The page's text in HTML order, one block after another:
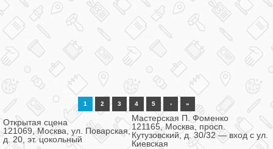
1 2 3 4 5 › »
Открытая сцена
121069, Москва, ул. Поварская,
д. 20, эт. цокольный
Мастерская П. Фоменко
121165, Москва, просп.
Кутузовский, д. 30/32 — вход с ул.
Киевская